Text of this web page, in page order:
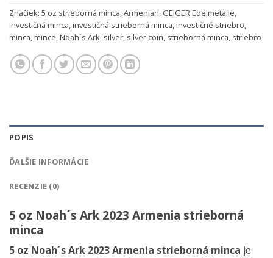
Značiek: 5 oz strieborná minca,Armenian, GEIGER Edelmetalle,
investičná minca,investičná strieborná minca,investičné striebro,
minca,mince,Noah´s Ark, silver, silver coin, strieborná minca, striebro
POPIS
ĎALŠIE INFORMÁCIE
RECENZIE (0)
5 oz Noah´s Ark 2023 Armenia strieborná
minca
5 oz Noah´s Ark 2023 Armenia strieborná minca je